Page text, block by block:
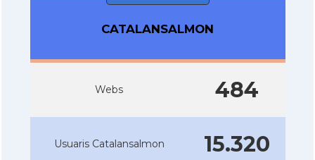
CATALANSALMON
Webs 484
Usuaris Catalansalmon 15.320